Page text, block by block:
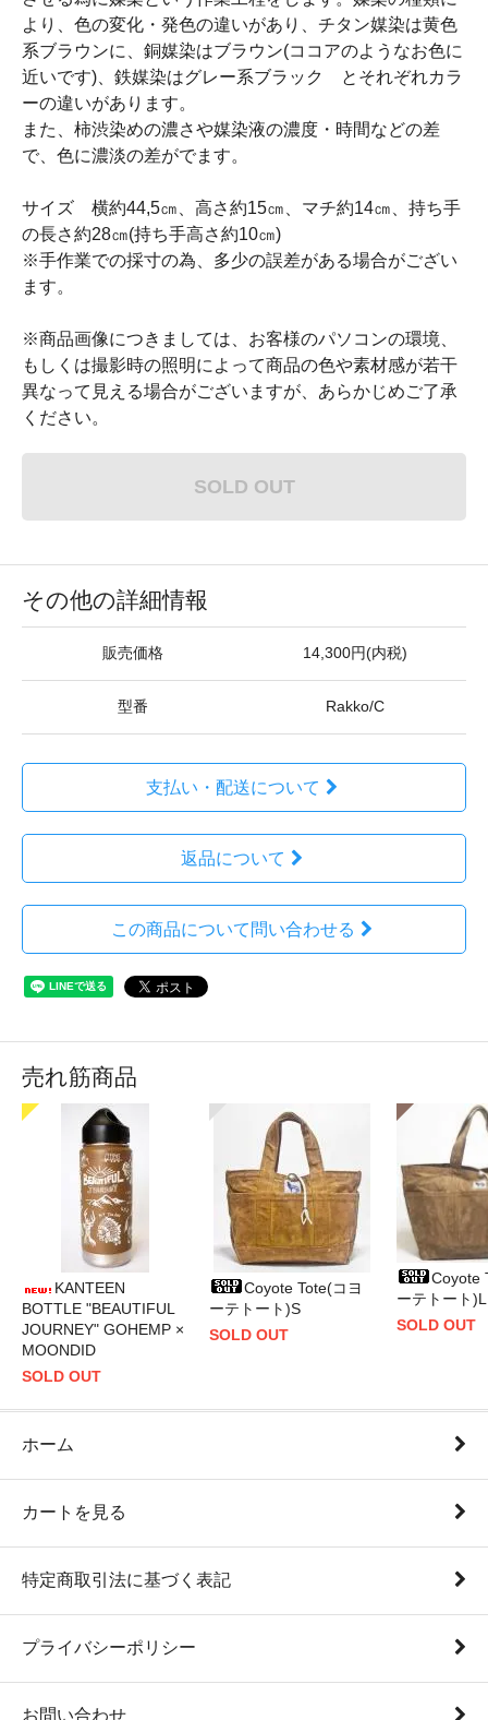
より、色の変化・発色の違いがあり、チタン媒染は黄色
系ブラウンに、銅媒染はブラウン(ココアのようなお色に
近いです)、鉄媒染はグレー系ブラック とそれぞれカラ
ーの違いがあります。
また、柿渋染めの濃さや媒染液の濃度・時間などの差
で、色に濃淡の差がでます。
サイズ 横約44,5㎝、高さ約15㎝、マチ約14㎝、持ち手
の長さ約28㎝(持ち手高さ約10㎝)
※手作業での採寸の為、多少の誤差がある場合がござい
ます。
※商品画像につきましては、お客様のパソコンの環境、
もしくは撮影時の照明によって商品の色や素材感が若干
異なって見える場合がございますが、あらかじめご了承
ください。
SOLD OUT
その他の詳細情報
販売価格 14,300円(内税)
型番 Rakko/C
支払い・配送について
返品について
この商品について問い合わせる
売れ筋商品
KANTEEN
BOTTLE "BEAUTIFUL
JOURNEY" GOHEMP ×
MOONDID
SOLD OUT
Coyote Tote(コヨ
ーテトート)S
SOLD OUT
Coyote
ーテトート)L
SOLD OUT
ホーム
カートを見る
特定商取引法に基づく表記
プライバシーポリシー
お問い合わせ